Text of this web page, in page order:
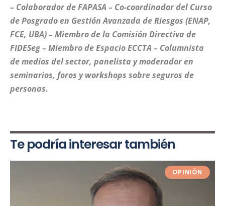
– Colaborador de FAPASA – Co-coordinador del Curso
de Posgrado en Gestión Avanzada de Riesgos (ENAP,
FCE, UBA) – Miembro de la Comisión Directiva de
FIDESeg – Miembro de Espacio ECCTA – Columnista
de medios del sector, panelista y moderador en
seminarios, foros y workshops sobre seguros de
personas.
Te podría interesar también
OPINIÓN